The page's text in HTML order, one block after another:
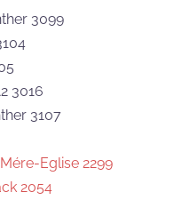
3099
3016
3107
Eglise 2299
2054